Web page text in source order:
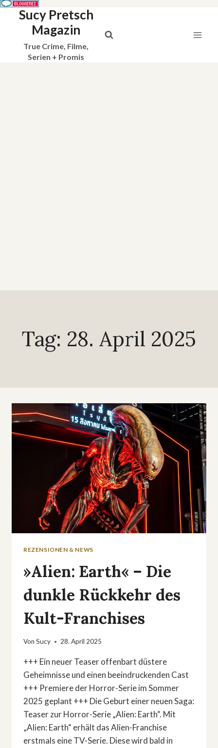
Sucy Pretsch
Magazin
True Crime, Filme,
Serien + Promis
Tag: 28. April 2025
REZENSIONEN & NEWS
»Alien: Earth« – Die
dunkle Rückkehr des
Kult-Franchises
Von Sucy 28. April 2025
+++ Ein neuer Teaser offenbart düstere
Geheimnisse und einen beeindruckenden Cast
+++ Premiere der Horror-Serie im Sommer
2025 geplant +++ Die Geburt einer neuen Saga:
Teaser zur Horror-Serie „Alien: Earth“. Mit
„Alien: Earth“ erhält das Alien-Franchise
erstmals eine TV-Serie. Diese wird bald in